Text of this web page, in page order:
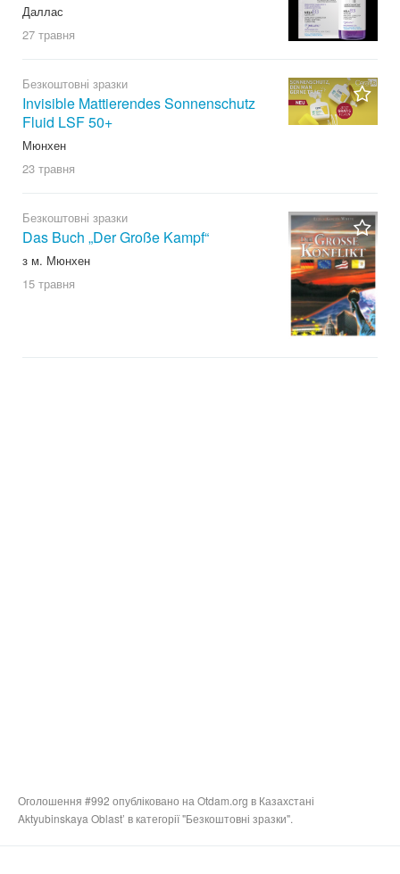
Даллас
27 травня
Безкоштовні зразки
Invisible Mattierendes Sonnenschutz
Fluid LSF 50+
Мюнхен
23 травня
Безкоштовні зразки
Das Buch „Der Große Kampf“
з м. Мюнхен
15 травня
Оголошення #992 опубліковано на Otdam.org в Казахстані
Aktyubinskaya Oblast’ в категорії "Безкоштовні зразки".